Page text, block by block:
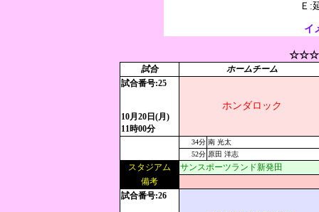
Ｅ:
イ
☆☆☆
試合
ホームチーム
試合番号:25
10月20日(月)
11時00分
ホンダロック
34分 南 光太
52分 原田 洋志
スタジアム
サンスポーツランド新発田
備考
試合番号:26